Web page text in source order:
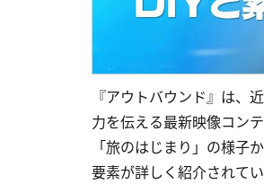
『アウトバウンド』は、
力を伝える最新映像コン
「旅のはじまり」の様子
要素が詳しく紹介されて